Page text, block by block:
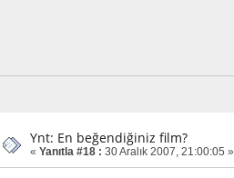
Ynt: En beğendiğiniz film?
« Yanıtla #18 : 30 Aralık 2007, 21:00:05 »